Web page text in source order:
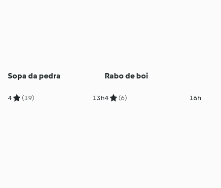
Sopa da pedra
4 (19) 13h
Rabo de boi
4 (6) 16h